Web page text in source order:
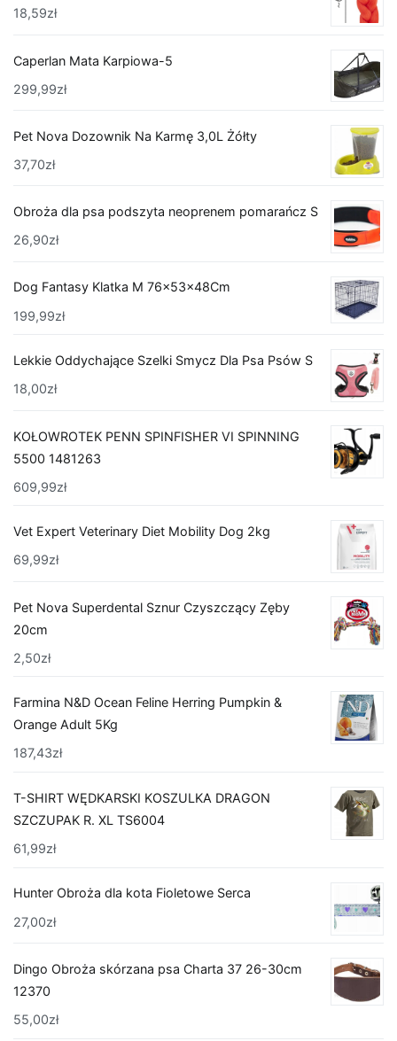
18,59zł
Caperlan Mata Karpiowa-5
299,99zł
Pet Nova Dozownik Na Karmę 3,0L Żółty
37,70zł
Obroża dla psa podszyta neoprenem pomarańcz S
26,90zł
Dog Fantasy Klatka M 76x53x48Cm
199,99zł
Lekkie Oddychające Szelki Smycz Dla Psa Psów S
18,00zł
KOŁOWROTEK PENN SPINFISHER VI SPINNING
5500 1481263
609,99zł
Vet Expert Veterinary Diet Mobility Dog 2kg
69,99zł
Pet Nova Superdental Sznur Czyszczący Zęby
20cm
2,50zł
Farmina N&D Ocean Feline Herring Pumpkin &
Orange Adult 5Kg
187,43zł
T-SHIRT WĘDKARSKI KOSZULKA DRAGON
SZCZUPAK R. XL TS6004
61,99zł
Hunter Obroża dla kota Fioletowe Serca
27,00zł
Dingo Obroża skórzana psa Charta 37 26-30cm
12370
55,00zł